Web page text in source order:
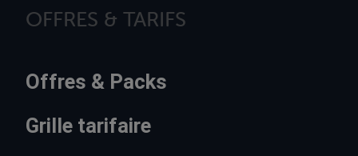
OFFRES & TARIFS
Offres & Packs
Grille tarifaire